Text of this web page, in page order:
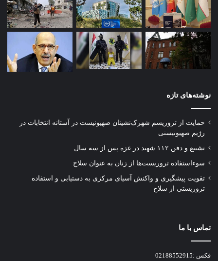
نوشته‌های تازه
حمایت از تروریسم شهرک‌نشینان صهیونیست در آستانه انتخابات در
رژیم صهیونیستی
تشییع و دفن ۱۱۲ شهید در غزه پس از سه سال
سوءاستفاده تروریست‌ها از زنان به عنوان سلاح
تقویت پیشگیری و واکنش آسیای مرکزی به دستیابی و استفاده
تروریستی از سلاح
تماس با ما
فکس :02188552915